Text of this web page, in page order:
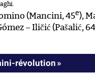
(Mancini, 45e),
– Iličić (Pašalić, 64
révolution »